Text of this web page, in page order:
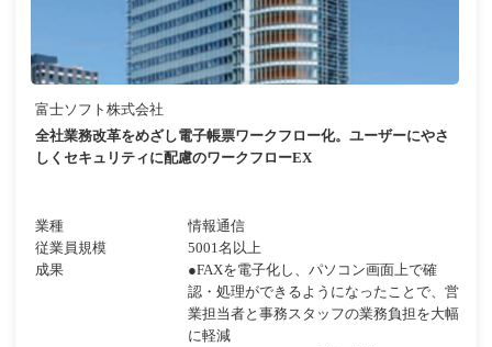
富士ソフト株式会社
全社業務改革をめざし電子帳票ワークフロー化。ユーザーにやさ
しくセキュリティに配慮のワークフローEX
業種
情報通信
従業員規模
5001名以上
成果
●FAXを電子化し、パソコン画面上で確
認・処理ができるようになったことで、営
業担当者と事務スタッフの業務負担を大幅
に軽減